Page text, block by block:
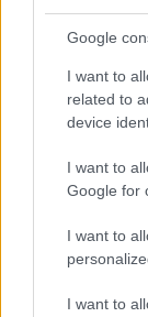
Google
I want to
related to
device
I want to
Google for
I want to
I want to